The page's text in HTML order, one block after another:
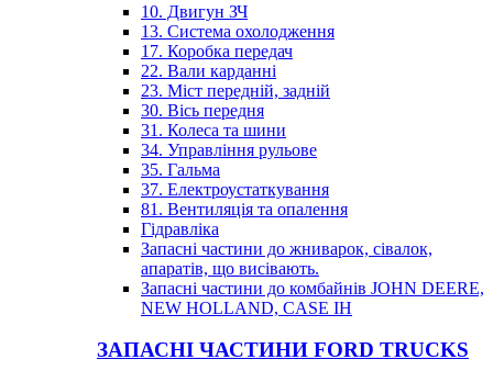
10. Двигун ЗЧ
13. Система охолодження
17. Коробка передач
22. Вали карданні
23. Міст передній, задній
30. Вісь передня
31. Колеса та шини
34. Управління рульове
35. Гальма
37. Електроустаткування
81. Вентиляція та опалення
Гідравліка
Запасні частини до жниварок, сівалок,
апаратів, що висівають.
Запасні частини до комбайнів JOHN DEERE,
NEW HOLLAND, CASE IH
ЗАПАСНІ ЧАСТИНИ FORD TRUCKS